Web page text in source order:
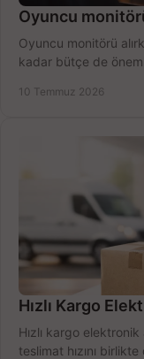
Oyuncu
Oyuncu monitörü
kadar bütçe de
10 Temmuz 2026
Hızlı Kargo
Hızlı kargo
teslimat hızını